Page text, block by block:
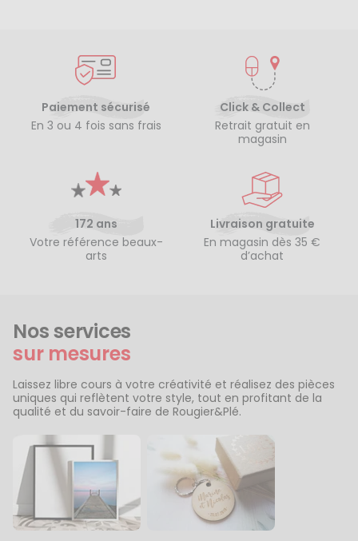
Paiement sécurisé
En 3 ou 4 fois sans frais
Click & Collect
Retrait gratuit en
magasin
172 ans
Votre référence beaux-
arts
Livraison gratuite
En magasin dès 35 €
d’achat
Nos services
sur mesures
Laissez libre cours à votre créativité et réalisez des pièces
uniques qui reflètent votre style, tout en profitant de la
qualité et du savoir-faire de Rougier&Plé.